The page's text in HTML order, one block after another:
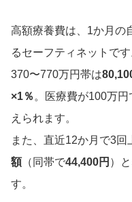
高額療養費は、1か月の
るセーフティネットで
370〜770万円帯は
×1％ 。医療費が100万
えられます。
また、直近12か月で3回
額（同帯で44,400円 ）
す。